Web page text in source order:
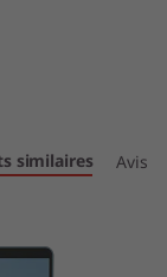
similaires Avis